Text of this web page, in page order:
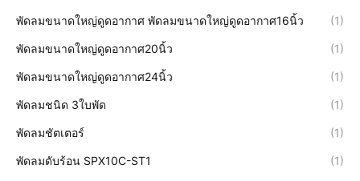
พัดลมขนาดใหญ่ดูดอากาศ พัดลมขนาดใหญ่ดูดอากาศ16นิ้ว (1)
พัดลมขนาดใหญ่ดูดอากาศ20นิ้ว (1)
พัดลมขนาดใหญ่ดูดอากาศ24นิ้ว (1)
พัดลมชนิด 3ใบพัด (1)
พัดลมชัตเตอร์ (1)
พัดลมดับร้อน SPX10C-ST1 (1)